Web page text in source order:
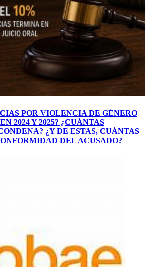
POR VIOLENCIA DE GÉNERO
2024 Y 2025? ¿CUÁNTAS
¿Y DE ESTAS, CUÁNTAS
DEL ACUSADO?